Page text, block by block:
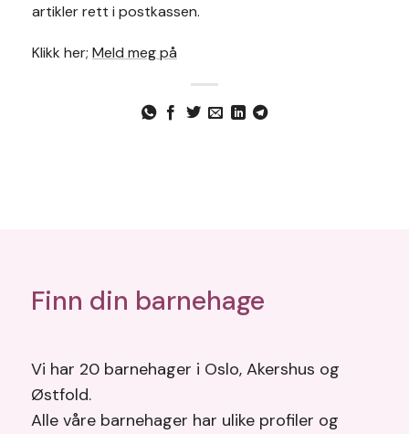
artikler rett i postkassen.
Klikk her; Meld meg på
Finn din barnehage
Vi har 20 barnehager i Oslo, Akershus og
Østfold.
Alle våre barnehager har ulike profiler og